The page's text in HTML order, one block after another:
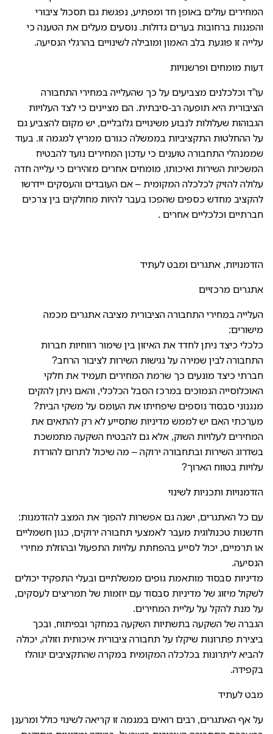
המחירים עולים באופן חד ומפתיע, נפגשת גם תסכול ציבורי
והפגנות ברחובות בערים גדולות. נוסעים מעלים את הטענה כי
עלייה זו פוגעת בלב האמון ומובילה לשינויים בהרגלי הנסיעה.
דעות מומחים ופרשנויות
עו”ד וכלכלנים מצביעים על כך שהעלייה במחירי התחבורה
הציבורית היא תופעה רב-סיבתית. הם מציינים כי לצד העלויות
הגבוהות שעלולות לנבוע משינויים גלובליים, יש מקום להצביע גם
על ההחלטות התקציביות בממשלה כגורם ממריץ למגמה זו. בעוד
שממנהלי התחבורה טוענים כי עדכון המחירים נועד להבטיח
המשכיות השירות ואיכותו, מומחים אחרים מזהירים כי עלייה חדה
עלולה להזיק לכלכלה המקומית – אם העובדים והעסקים יידרשו
להקציב מחדש כספים שהפכו בעבר להיות מחולקים בין צרכים
חברתיים וכלכליים אחרים .
הזדמנויות, אתגרים ומבט לעתיד
אתגרים מרכזיים
העלייה במחירי התחבורה הציבורית מציבה אתגרים מכמה
מישורים:
כלכלי כיצד ניתן לחדד את האיזון בין שימור רווחיות חברות
התחבורה לבין שמירה על נגישות השירות לציבור הרחב?
חברתי כיצד מונעים כך שרמת המחירים תעמיד את חלקי
האוכלוסייה הנמוכים במרכז הסבל הכלכלי, והאם ניתן להקים
מנגנוני סבסוד נוספים שיפחיתו את העומס על משקי הבית?
מערכתי האם יש לממש מדיניות שתסייע לא רק להתאים את
המחירים לעלויות השוק, אלא גם להבטיח השקעה מתמשכת
בשדרוג השירות ובתחבורה ירוקה – מה שיכול לתרום להורדת
עלויות בטווח הארוך?
הזדמנויות ותכניות לשינוי
עם כל האתגרים, ישנה גם אפשרות להפוך את המצב להזדמנות:
חדשנות טכנולוגית מעבר לאמצעי תחבורה ירוקים, כגון חשמליים
או תרמיים, יכול לסייע בהפחתת עלויות התפעול ובהוזלת מחירי
הנסיעה.
מדיניות סבסוד מותאמת גופים ממשלתיים ובעלי התפקיד יכולים
לשקול מיזוג של מדיניות סבסוד עם יוזמות של תמריצים לעסקים,
על מנת להקל על עליית המחירים.
הגברה של השקעה בתשתיות השקעה במחקר ובפיתוח, ובכך
ביצירת פתרונות שיקלו על תחבורה ציבורית איכותית וזולה, יכולה
להביא ליתרונות בכלכלה המקומית במקרה שהתקציבים ינוהלו
בקפידה.
מבט לעתיד
על אף האתגרים, רבים רואים במגמה זו קריאה לשינוי כולל ומרענן